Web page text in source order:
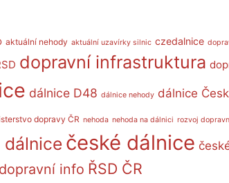
aktuální nehody aktuální uzavírky silnic czedalnice
dopravní infrastruktura
dálnice D48 dálnice nehody dálnice
dopravy ČR nehoda nehoda na dálnici rozvoj
dálnice české dálnice
info ŘSD ČR